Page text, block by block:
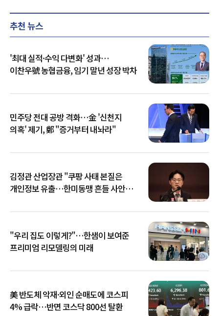
추천 뉴스
'최대 실적·수익 다변화' 성과…
이찬우號 농협금융, 임기 말년 성장 박차
민주당 전대 공방 격화…金 '신천지
의혹' 제기, 鄭 "증거부터 내놔라"
김정관 산업장관 "쿠팡 사태 본질은
개인정보 유출…한미동맹 흔들 사안
"우리 집도 이렇게?"…한샘이 보여준
프리미엄 리모델링의 미래
美 반도체 악재·외인 순매도에 코스피
4% 급락…반면 코스닥 800선 탈환